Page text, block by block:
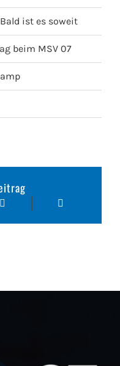
ist es soweit
beim MSV 07